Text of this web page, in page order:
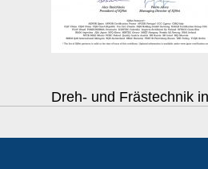
Dreh- und Frästechnik